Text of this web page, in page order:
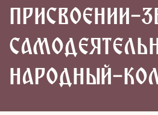
ПРИСВОЕНИИ-
НАРОДНЫЙ-